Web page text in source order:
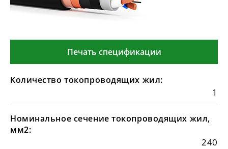
Печать спецификации
Количество токопроводящих жил:
1
Номинальное сечение токопроводящих жил,
мм2:
240